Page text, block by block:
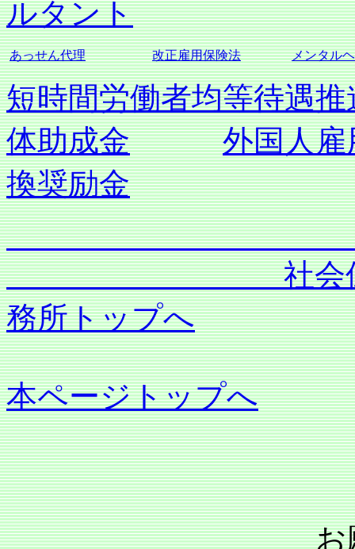
ルタント
あっせん代理 改正雇用保険法 メンタル
短時間労働者均等待遇
体助成金
外国人
換奨励金
社会保険労務
務所トップへ
本ページトップへ
お願い：当事